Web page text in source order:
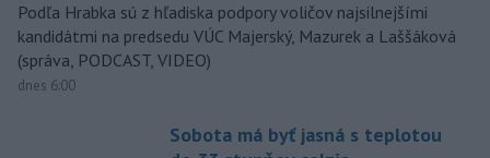
Podľa Hrabka sú z hľadiska podpory voličov najsilnejšími
kandidátmi na predsedu VÚC Majerský, Mazurek a Laššáková
(správa, PODCAST, VIDEO)
dnes 6:00
Sobota má byť jasná s teplotou